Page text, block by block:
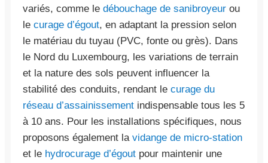
variés, comme le débouchage de sanibroyeur ou
le curage d’égout, en adaptant la pression selon
le matériau du tuyau (PVC, fonte ou grès). Dans
le Nord du Luxembourg, les variations de terrain
et la nature des sols peuvent influencer la
stabilité des conduits, rendant le curage du
réseau d’assainissement indispensable tous les 5
à 10 ans. Pour les installations spécifiques, nous
proposons également la vidange de micro-station
et le hydrocurage d’égout pour maintenir une